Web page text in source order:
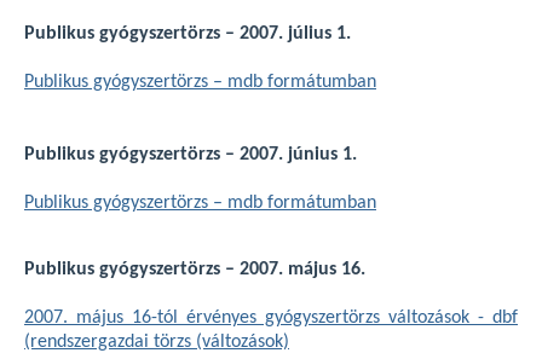
Publikus gyógyszertörzs – 2007. július 1.
Publikus gyógyszertörzs – mdb formátumban
Publikus gyógyszertörzs – 2007. június 1.
Publikus gyógyszertörzs – mdb formátumban
Publikus gyógyszertörzs – 2007. május 16.
2007. május 16-tól érvényes gyógyszertörzs változások - dbf
(rendszergazdai törzs (változások)